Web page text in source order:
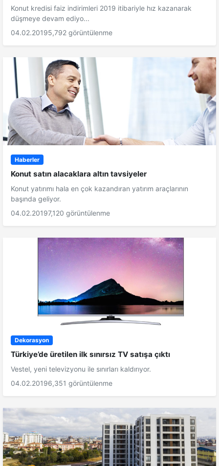
Konut kredisi faiz indirimleri 2019 itibariyle hız kazanarak
düşmeye devam ediyo...
04.02.20195,792 görüntülenme
Haberler
Konut satın alacaklara altın tavsiyeler
Konut yatırımı hala en çok kazandıran yatırım araçlarının
başında geliyor.
04.02.20197,120 görüntülenme
Dekorasyon
Türkiye’de üretilen ilk sınırsız TV satışa çıktı
Vestel, yeni televizyonu ile sınırları kaldırıyor.
04.02.20196,351 görüntülenme